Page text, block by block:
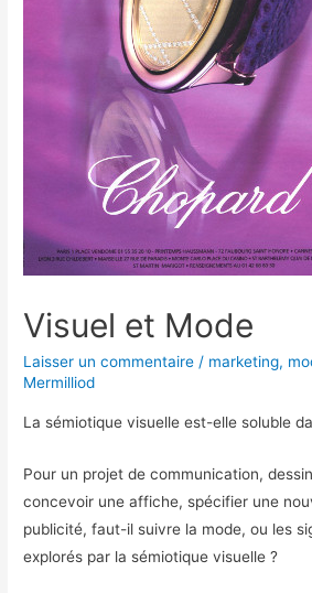
Visuel et Mode
Laisser un commentaire / marketing,
Mermilliod
La sémiotique visuelle est-elle soluble
Pour un projet de communication,
concevoir une affiche, spécifier une
publicité, faut-il suivre la mode, ou les
explorés par la sémiotique visuelle ?